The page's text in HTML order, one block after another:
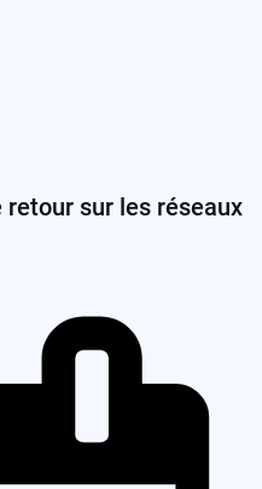
sur les réseaux